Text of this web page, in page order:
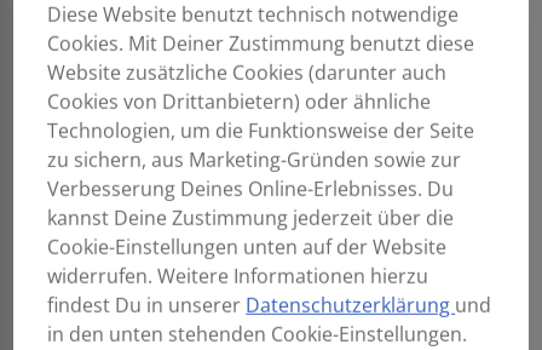
Diese Website benutzt technisch notwendige
Cookies. Mit Deiner Zustimmung benutzt diese
Website zusätzliche Cookies (darunter auch
Cookies von Drittanbietern) oder ähnliche
Technologien, um die Funktionsweise der Seite
zu sichern, aus Marketing-Gründen sowie zur
Verbesserung Deines Online-Erlebnisses. Du
kannst Deine Zustimmung jederzeit über die
Cookie-Einstellungen unten auf der Website
widerrufen. Weitere Informationen hierzu
findest Du in unserer Datenschutzerklärung und
in den unten stehenden Cookie-Einstellungen.